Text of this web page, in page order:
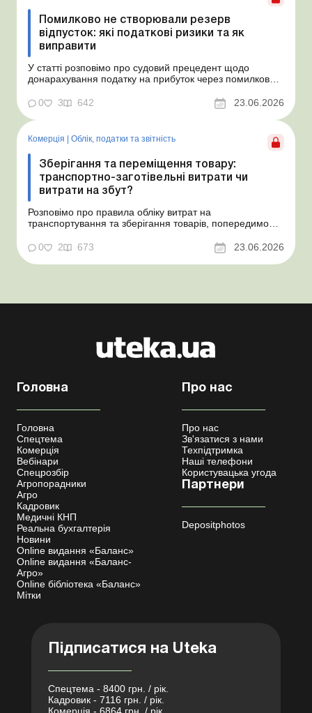
Помилково не створювали резерв
відпусток: які податкові ризики та як
виправити
У статті розповімо про судовий прецедент щодо
донарахування податку на прибуток через помилково
надамо рекомендації, як мінімізувати податкові ризики.
Проблемні витрати: податкові ризики та судова
практика Розуміємо ваші хвилювання через помилкове
неств...
0 3 642 23.06.2026
Комерція | Облік, податки та звiтнiсть
Зберігання та переміщення товару:
транспортно-заготівельні витрати чи
витрати на збут?
Розповімо про правила обліку витрат на
транспортування та зберігання товарів, попередимо
нормативне обґрунтування. Проблемні витрати:
податкові ризики та судова практика Здавалось би, у
цьому питанні неоднозначності бути не може. Однак,
0 2 673 23.06.2026
Головна
Головна
Спецтема
Комерція
Вебінари
Спецрозбір
Агропорадники
Агро
Кадровик
Медичні КНП
Реальна бухгалтерія
Новини
Online видання «Баланс»
Online видання «Баланс-
Агро»
Online бібліотека «Баланс»
Мітки
Про нас
Про нас
Зв'язатися з нами
Техпідтримка
Наші телефони
Користувацька угода
Партнери
Depositphotos
Підписатися на Uteka
Спецтема - 8400 грн. / рік.
Кадровик - 7116 грн. / рік.